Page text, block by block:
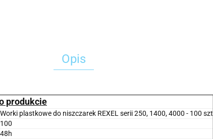
Opis
produkcie
Worki plastkowe do niszczarek REXEL serii 250, 1400, 4000 - 100 szt
100
48h